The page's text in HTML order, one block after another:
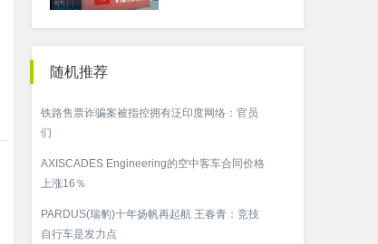
随机推荐
铁路售票诈骗案被指控拥有泛印度网络：官员
们
AXISCADES Engineering的空中客车合同价格
上涨16％
PARDUS(瑞豹)十年扬帆再起航 王春青：竞技
自行车是发力点